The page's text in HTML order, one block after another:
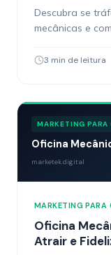
Descubra se
mecânicas e
3 min de leitura
MARKETING
Oficina
marketek.digital
MARKETING PARA
Oficina
Atrair e